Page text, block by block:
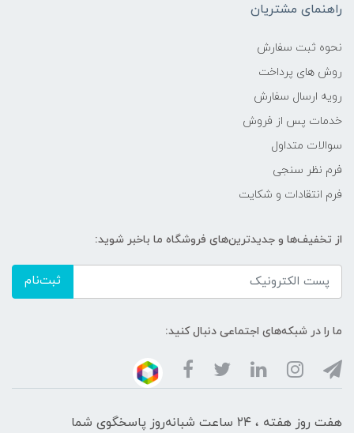
راهنمای مشتریان
نحوه ثبت سفارش
روش های پرداخت
رویه ارسال سفارش
خدمات پس از فروش
سوالات متداول
فرم نظر سنجی
فرم انتقادات و شکایت
از تخفیف‌ها و جدیدترین‌های فروشگاه ما باخبر شوید:
ثبت‌نام
ما را در شبکه‌های اجتماعی دنبال کنید:
هفت روز هفته ، ۲۴ ساعت شبانه‌روز پاسخگوی شما